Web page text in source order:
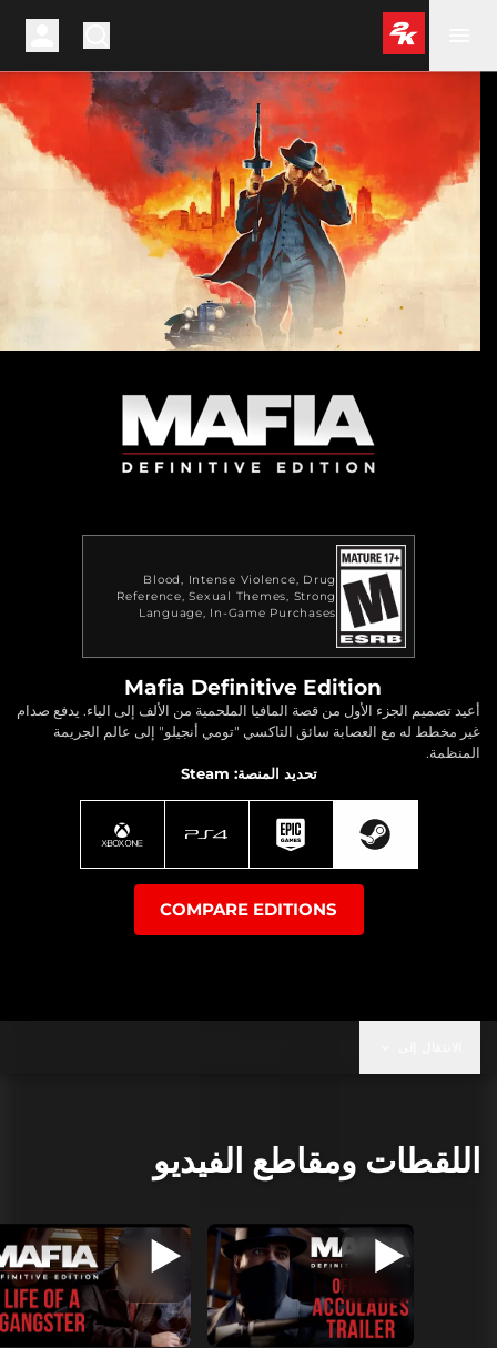
Blood Intense Violence
Drug
Reference Sexual Themes Strong
Language
In-Game Purchases
Mafia Definitive Edition
أعيد تصميم الجزء الأول من قصة المافيا الملحمية من الألف إلى الياء. يدفع صدام
غير مخطط له مع العصابة سائق التاكسي "تومي أنجيلو" إلى عالم الجريمة
المنظمة.
تحديد المنصة: Steam
COMPARE EDITIONS
اللقطات ومقاطع الفيديو